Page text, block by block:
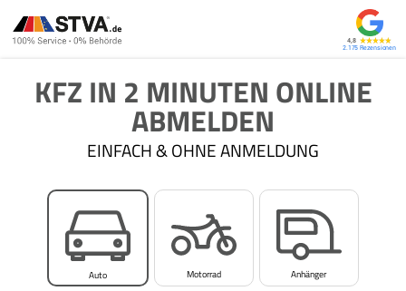
4,8
2.175
KFZ IN 2 MINUTEN ONLINE
ABMELDEN
EINFACH & OHNE ANMELDUNG
Auto Motorrad Anhänger